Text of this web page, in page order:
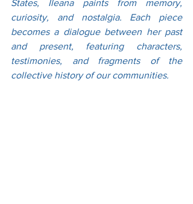
States, Ileana paints from memory,
curiosity, and nostalgia. Each piece
becomes a dialogue between her past
and present, featuring characters,
testimonies, and fragments of the
collective history of our communities.